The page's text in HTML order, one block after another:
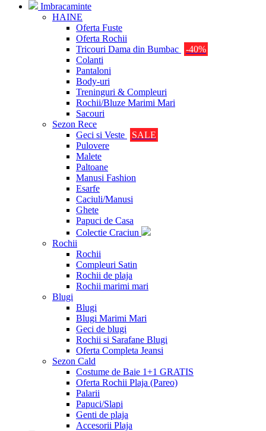
Imbracaminte
HAINE
Oferta Fuste
Oferta Rochii
Tricouri Dama din Bumbac
-40%
Colanti
Pantaloni
Body-uri
Treninguri & Compleuri
Rochii/Bluze Marimi Mari
Sacouri
Sezon Rece
Geci si Veste
SALE
Pulovere
Malete
Paltoane
Manusi Fashion
Esarfe
Caciuli/Manusi
Ghete
Papuci de Casa
Colectie Craciun
Rochii
Rochii
Compleuri Satin
Rochii de plaja
Rochii marimi mari
Blugi
Blugi
Blugi Marimi Mari
Geci de blugi
Rochii si Sarafane Blugi
Oferta Completa Jeansi
Sezon Cald
Costume de Baie 1+1 GRATIS
Oferta Rochii Plaja (Pareo)
Palarii
Papuci/Slapi
Genti de plaja
Accesorii Plaja